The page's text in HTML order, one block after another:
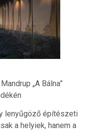
„A Bálna”
lenyűgöző építészeti
a helyiek, hanem a